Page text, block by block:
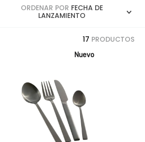
ORDENAR POR FECHA DE
LANZAMIENTO
17 PRODUCTOS
Nuevo
caldero